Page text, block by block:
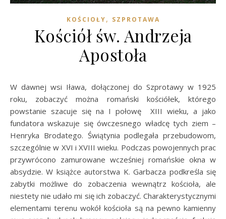
KOŚCIOŁY, SZPROTAWA
Kościół św. Andrzeja
Apostoła
W dawnej wsi Iława, dołączonej do Szprotawy w 1925
roku, zobaczyć można romański kościółek, którego
powstanie szacuje się na I połowę XIII wieku, a jako
fundatora wskazuje się ówczesnego władcę tych ziem –
Henryka Brodatego. Świątynia podlegała przebudowom,
szczególnie w XVI i XVIII wieku. Podczas powojennych prac
przywrócono zamurowane wcześniej romańskie okna w
absydzie. W książce autorstwa K. Garbacza podkreśla się
zabytki możliwe do zobaczenia wewnątrz kościoła, ale
niestety nie udało mi się ich zobaczyć. Charakterystycznymi
elementami terenu wokół kościoła są na pewno kamienny